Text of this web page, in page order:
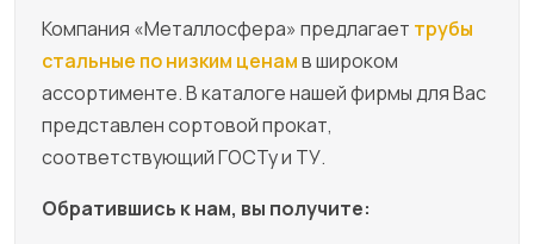
Компания «Металлосфера» предлагает трубы
стальные по низким ценамв широком
ассортименте. В каталоге нашей фирмы для Вас
представлен сортовой прокат,
соответствующий ГОСТу и ТУ.
Обратившись к нам, вы получите: